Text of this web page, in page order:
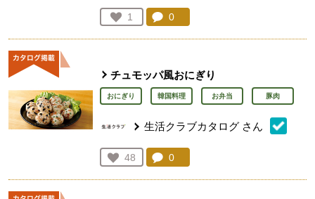
お気に入り登録：
1
人が登録
コメント：
0
チュモッパ風おにぎり
おにぎり 韓国料理 お弁当 豚肉
生活クラブカタログ さん
お気に入り登録：
48
人が登録
コメント：
0